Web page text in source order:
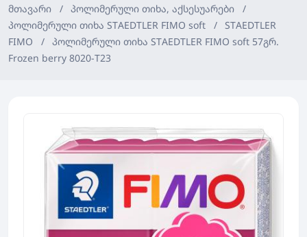
მთავარი / პოლიმერული თიხა, აქსესუარები
/
პოლიმერული თიხა STAEDTLER FIMO soft
/
STAEDTLER
FIMO
/
პოლიმერული თიხა STAEDTLER FIMO soft 57გრ.
Frozen berry 8020-T23